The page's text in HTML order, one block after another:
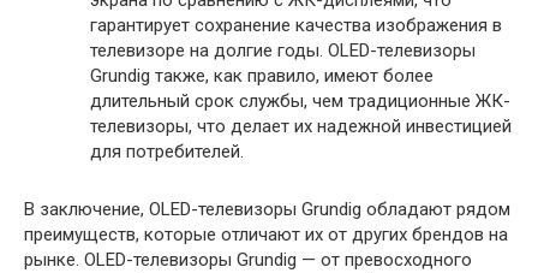
гарантирует сохранение качества изображения в
телевизоре на долгие годы. OLED-телевизоры
Grundig также, как правило, имеют более
длительный срок службы, чем традиционные ЖК-
телевизоры, что делает их надежной инвестицией
для потребителей.
В заключение, OLED-телевизоры Grundig обладают рядом
преимуществ, которые отличают их от других брендов на
рынке. OLED-телевизоры Grundig — от превосходного